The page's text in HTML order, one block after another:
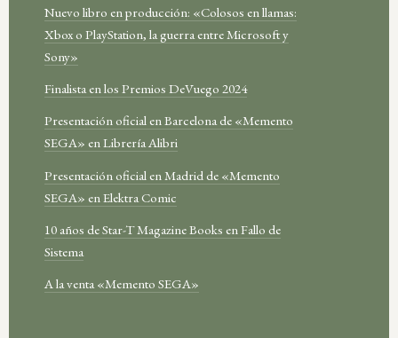
Nuevo libro en producción: «Colosos en llamas:
Xbox o PlayStation, la guerra entre Microsoft y
Sony»
Finalista en los Premios DeVuego 2024
Presentación oficial en Barcelona de «Memento
SEGA» en Librería Alibri
Presentación oficial en Madrid de «Memento
SEGA» en Elektra Comic
10 años de Star-T Magazine Books en Fallo de
Sistema
A la venta «Memento SEGA»